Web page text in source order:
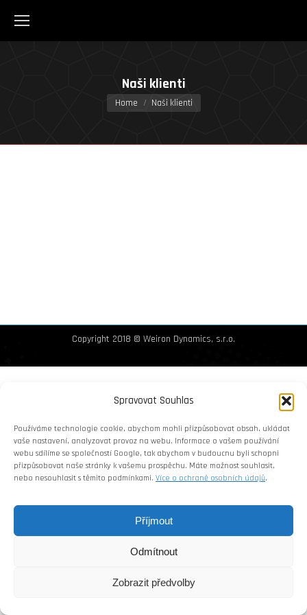
Spravovat Souhlas
Používáme technologie cookie, abychom mohli přizpůsobovat obsah, ukládat
vaše nastavení, analyzovat provoz na webu. Informace o vašem používání
webu sdílíme se společností Google, tak abychom v budoucnu byli schopni
přizpůsobovat naše stránky k vašemu prospěchu. Máte možnost souhlasit,
nebo nesouhlasit s těmito podmínkami. Více o ochraně osobních údajů.
Příjmout
Odmítnout
Zobrazit předvolby
Naši klienti
You are here:
Home Naši klienti
Copyright 2018 © Weiron Dynamics, s.r.o.